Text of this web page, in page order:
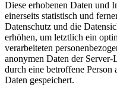
Diese erhobenen Daten und
einerseits statistisch und
Datenschutz und die
erhöhen, um letztlich ein
verarbeiteten
anonymen Daten der
durch eine betroffene Person
Daten gespeichert.